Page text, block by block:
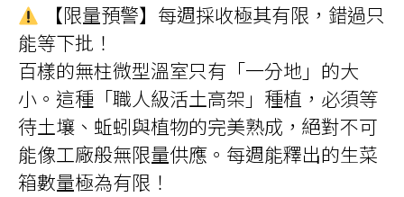
【限量預警】每週採收極其有限，錯過只
能等下批！
百樣的無柱微型溫室只有「一分地」的大
小。這種「職人級活土高架」種植，必須等
待土壤、蚯蚓與植物的完美熟成，絕對不可
能像工廠般無限量供應。每週能釋出的生菜
箱數量極為有限！